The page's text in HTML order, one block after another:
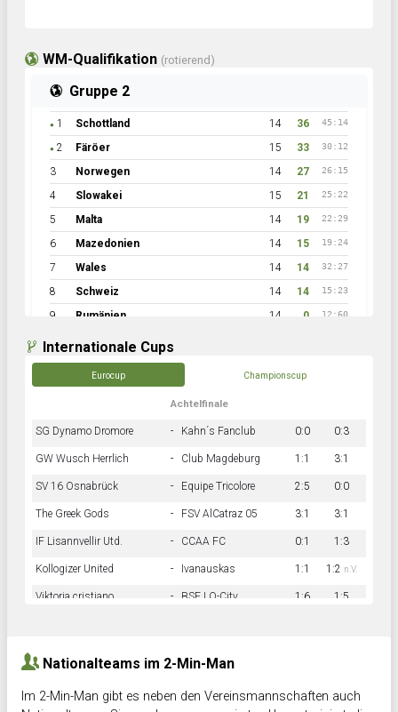
WM-Qualifikation (rotierend)
Gruppe 2
● 1 Schottland 14 36 45:14
● 2 Färöer 15 33 30:12
3 Norwegen 14 27 26:15
4 Slowakei 15 21 25:22
5 Malta 14 19 22:29
6 Mazedonien 14 15 19:24
7 Wales 14 14 32:27
8 Schweiz 14 14 15:23
9 Rumänien 14 0 12:60
Internationale Cups
Eurocup Championscup
Achtelfinale
SG Dynamo Dromore - Kahn´s Fanclub 0:0 0:3
GW Wusch Herrlich - Club Magdeburg 1:1 3:1
SV 16 Osnabrück - Equipe Tricolore 2:5 0:0
The Greek Gods - FSV AlCatraz 05 3:1 3:1
IF Lisannvellir Utd. - CCAA FC 0:1 1:3
Kollogizer United - Ivanauskas 1:1 1:2 n.V.
Viktoria cristiano - BSF LO-City 1:6 1:5
Nationalteams im 2-Min-Man
Im 2-Min-Man gibt es neben den Vereinsmannschaften auch